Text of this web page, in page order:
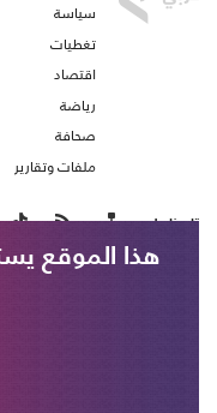
سياسة
تغطيات
اقتصاد
رياضة
صحافة
ملفات وتقارير
تابعنا على
هذا الموقع